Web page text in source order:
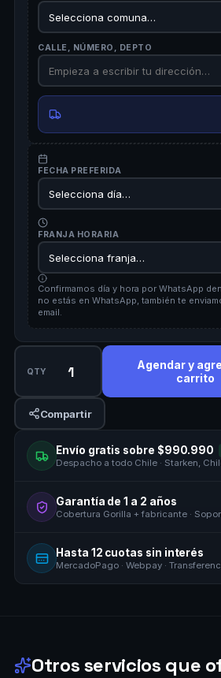
CALLE, NÚMERO, DEPTO
FECHA PREFERIDA
FRANJA HORARIA
Confirmamos día y hora por WhatsApp
no estás en WhatsApp, también te
email.
QTY
Agendar y
carrito
Compartir
Envío gratis sobre $990.990
Despacho a todo Chile · Starken,
Garantía de 1 a 2 años
Cobertura Gorilla + fabricante ·
Hasta 12 cuotas sin interés
MercadoPago · Webpay ·
Otros servicios que